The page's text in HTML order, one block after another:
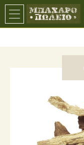
Search bar input field